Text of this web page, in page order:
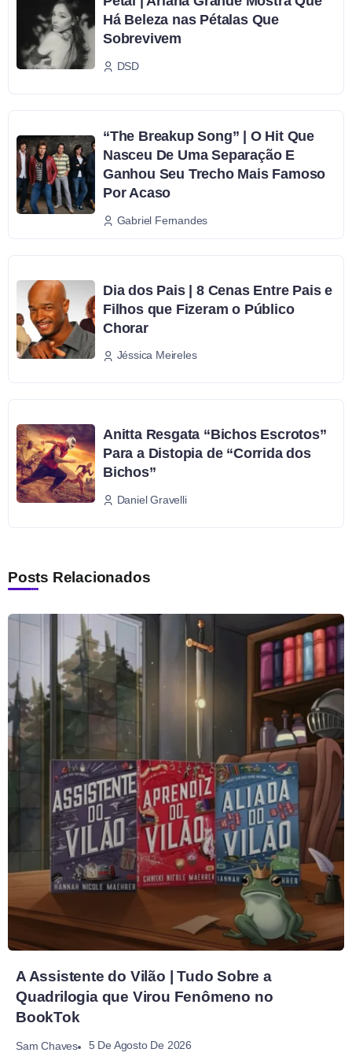
Há Beleza nas Pétalas Que
Sobrevivem
DSD
“The Breakup Song” | O Hit Que
Nasceu De Uma Separação E
Ganhou Seu Trecho Mais Famoso
Por Acaso
Gabriel Fernandes
Dia dos Pais | 8 Cenas Entre Pais e
Filhos que Fizeram o Público
Chorar
Jéssica Meireles
Anitta Resgata “Bichos Escrotos”
Para a Distopia de “Corrida dos
Bichos”
Daniel Gravelli
Posts Relacionados
A Assistente do Vilão | Tudo Sobre a
Quadrilogia que Virou Fenômeno no
BookTok
Sam Chaves 5 De Agosto De 2026